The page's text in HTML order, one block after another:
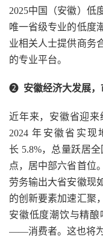
2025中国（安徽）低
唯一省级专业的低度
业相关人士提供商务
的专业平台。
❷ 安徽经济大发展
近年来，安徽省迎来
2024 年安徽省实现
长 5.8%，总量跃居
点，居中部六省首位
劳务输出大省安徽现
的创新要素加速汇聚
安徽低度潮饮与精
——消费者。这也将为